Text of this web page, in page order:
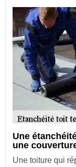
Une
une
Une toiture qui